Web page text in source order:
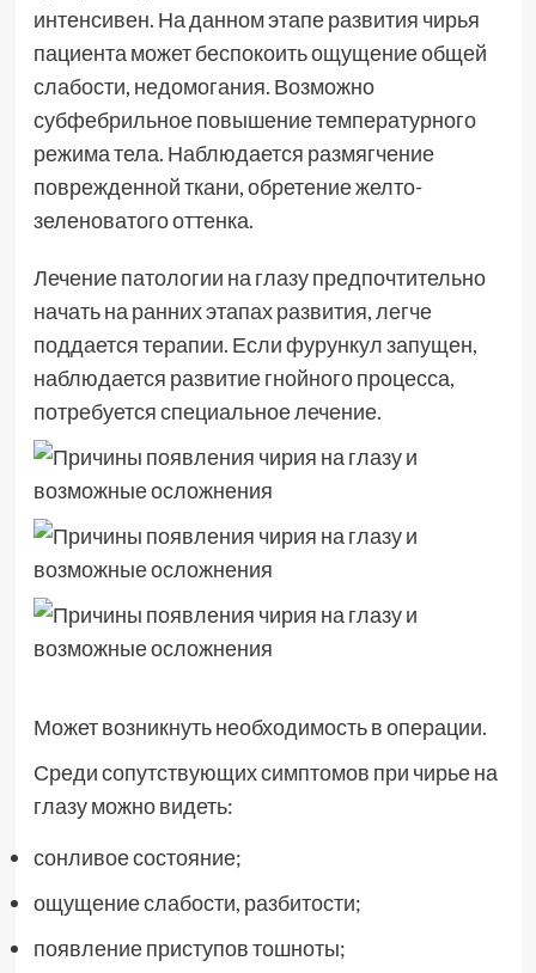
интенсивен. На данном этапе развития чирья
пациента может беспокоить ощущение общей
слабости, недомогания. Возможно
субфебрильное повышение температурного
режима тела. Наблюдается размягчение
поврежденной ткани, обретение желто-
зеленоватого оттенка.
Лечение патологии на глазу предпочтительно
начать на ранних этапах развития, легче
поддается терапии. Если фурункул запущен,
наблюдается развитие гнойного процесса,
потребуется специальное лечение.
Может возникнуть необходимость в операции.
Среди сопутствующих симптомов при чирье на
глазу можно видеть:
сонливое состояние;
ощущение слабости, разбитости;
появление приступов тошноты;